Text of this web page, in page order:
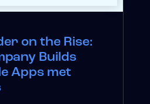
on the Rise:
Builds
Apps met